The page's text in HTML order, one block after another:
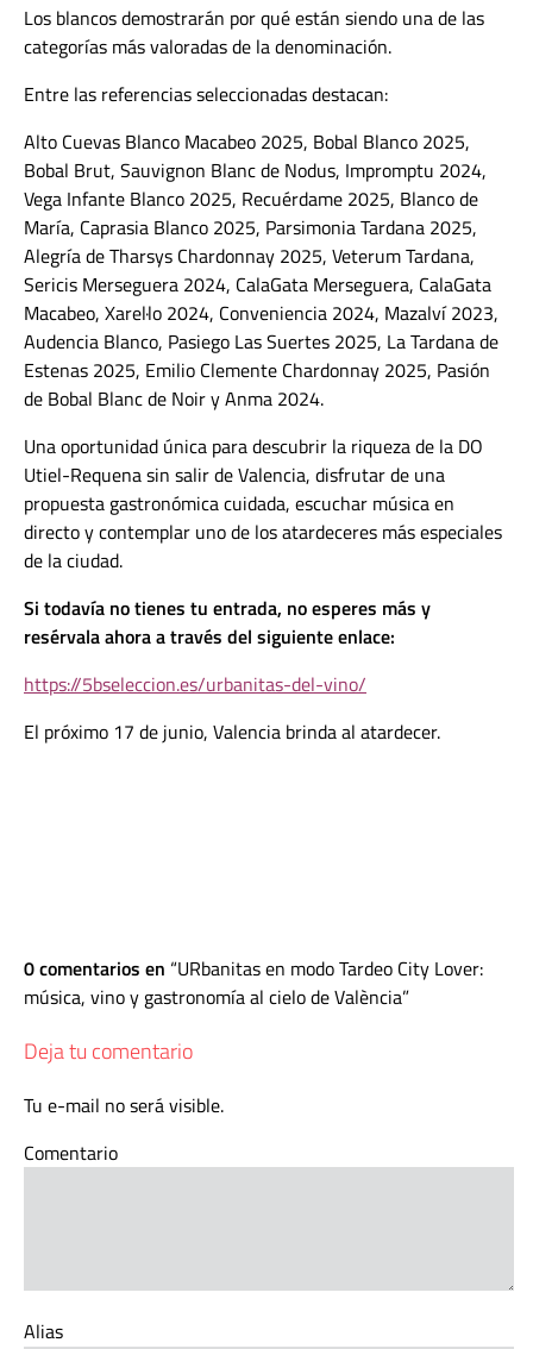
Los blancos demostrarán por qué están siendo una de las
categorías más valoradas de la denominación.
Entre las referencias seleccionadas destacan:
Alto Cuevas Blanco Macabeo 2025, Bobal Blanco 2025,
Bobal Brut, Sauvignon Blanc de Nodus, Impromptu 2024,
Vega Infante Blanco 2025, Recuérdame 2025, Blanco de
María, Caprasia Blanco 2025, Parsimonia Tardana 2025,
Alegría de Tharsys Chardonnay 2025, Veterum Tardana,
Sericis Merseguera 2024, CalaGata Merseguera, CalaGata
Macabeo, Xarel·lo 2024, Conveniencia 2024, Mazalví 2023,
Audencia Blanco, Pasiego Las Suertes 2025, La Tardana de
Estenas 2025, Emilio Clemente Chardonnay 2025, Pasión
de Bobal Blanc de Noir y Anma 2024.
Una oportunidad única para descubrir la riqueza de la DO
Utiel-Requena sin salir de Valencia, disfrutar de una
propuesta gastronómica cuidada, escuchar música en
directo y contemplar uno de los atardeceres más especiales
de la ciudad.
Si todavía no tienes tu entrada, no esperes más y
resérvala ahora a través del siguiente enlace:
https://5bseleccion.es/urbanitas-del-vino/
El próximo 17 de junio, Valencia brinda al atardecer.
0 comentarios en URbanitas en modo Tardeo City Lover:
música, vino y gastronomía al cielo de València
Deja tu comentario
Tu e-mail no será visible.
Comentario
Alias